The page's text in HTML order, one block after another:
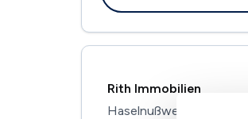
Rith Immobilien
Haselnußweg 15